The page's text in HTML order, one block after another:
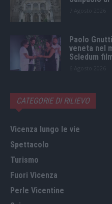
Paolo
veneta nel
Scledum
CATEGORIE DI RILIEVO
Vicenza lungo le vie
Spettacolo
Turismo
Fuori Vicenza
Perle Vicentine